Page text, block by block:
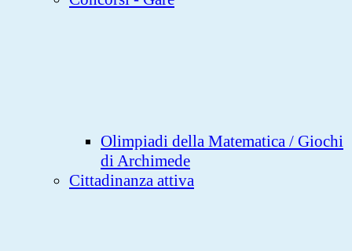
Olimpiadi della Matematica / Giochi
di Archimede
Cittadinanza attiva